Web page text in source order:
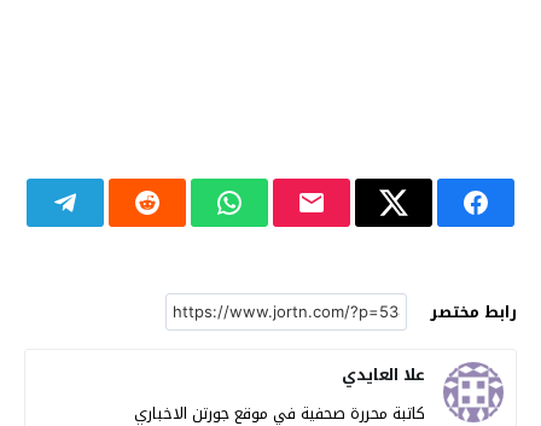
رابط مختصر
علا العايدي
كاتبة محررة صحفية في موقع جورتن الاخباري